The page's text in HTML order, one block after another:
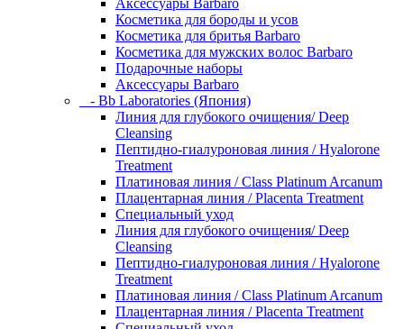
Аксессуары Barbaro
Косметика для бороды и усов
Косметика для бритья Barbaro
Косметика для мужских волос Barbaro
Подарочные наборы
Аксессуары Barbaro
- Bb Laboratories (Япония)
Линия для глубокого очищения/ Deep
Cleansing
Пептидно-гиалуроновая линия / Hyalorone
Treatment
Платиновая линия / Class Platinum Arcanum
Плацентарная линия / Placenta Treatment
Специальный уход
Линия для глубокого очищения/ Deep
Cleansing
Пептидно-гиалуроновая линия / Hyalorone
Treatment
Платиновая линия / Class Platinum Arcanum
Плацентарная линия / Placenta Treatment